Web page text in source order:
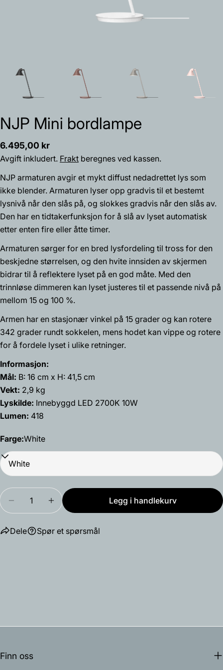
NJP Mini bordlampe
Vanlig
pris
6.495,00 kr
Avgift inkludert. Frakt beregnes ved kassen.
NJP armaturen avgir et mykt diffust nedadrettet lys som
ikke blender. Armaturen lyser opp gradvis til et bestemt
lysnivå når den slås på, og slokkes gradvis når den slås av.
Den har en tidtakerfunksjon for å slå av lyset automatisk
etter enten fire eller åtte timer.
Armaturen sørger for en bred lysfordeling til tross for den
beskjedne størrelsen, og den hvite innsiden av skjermen
bidrar til å reflektere lyset på en god måte. Med den
trinnløse dimmeren kan lyset justeres til et passende nivå på
mellom 15 og 100 %.
Armen har en stasjonær vinkel på 15 grader og kan rotere
342 grader rundt sokkelen, mens hodet kan vippe og rotere
for å fordele lyset i ulike retninger.
Informasjon:
Mål: B: 16 cm x H: 41,5 cm
Vekt: 2,9 kg
Lyskilde: Innebyggd LED 2700K 10W
Lumen: 418
Farge:White
Mengde
Reduser antallet for NJP Mini bordlampe
Øk antallet for NJP Mini bordlampe
Legg i handlekurv
Dele
Del dette produktet
Kopiere
Del
Facebook
Del
Fest
Spør et spørsmål
Spør et spørsmål
Navnet
ditt
epost
telefon
Din
beskjed
Finn oss